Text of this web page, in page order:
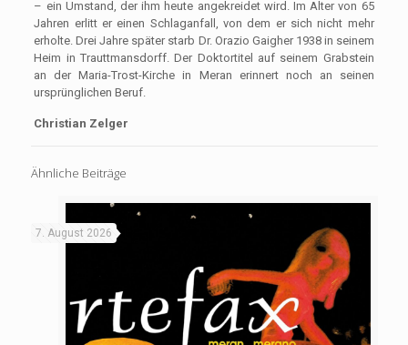
– ein Umstand, der ihm heute angekreidet wird. Im Alter von 65
Jahren erlitt er einen Schlaganfall, von dem er sich nicht mehr
erholte. Drei Jahre später starb Dr. Orazio Gaigher 1938 in seinem
Heim in Trauttmansdorff. Der Doktortitel auf seinem Grabstein
an der Maria-Trost-Kirche in Meran erinnert noch an seinen
ursprünglichen Beruf.
Christian Zelger
Ähnliche Beiträge
7. August 2026